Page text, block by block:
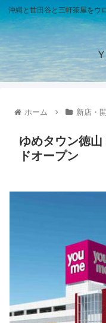
沖縄と世田谷と三軒茶屋をウ
ホーム 新店・
ゆめタウン徳
ドオープン